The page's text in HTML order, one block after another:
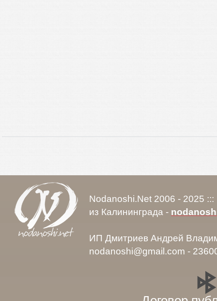
Nodanoshi.Net 2006 - 2025
из Калининграда -
ИП Дмитриев Андрей
nodanoshi@gmail.com -